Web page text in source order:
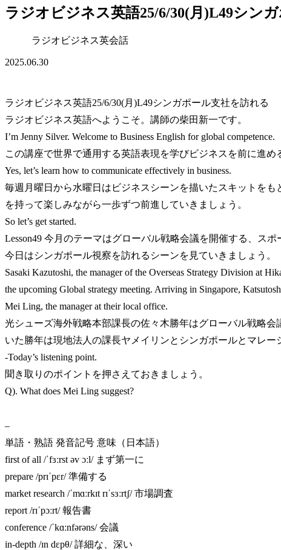
ラジオビジネス英語25/6/30(月)L49シン
ラジオビジネス英会話
2025.06.30
ラジオビジネス英語25/6/30(月)L49シンガポール支社を訪れる
ラジオビジネス英語へようこそ。講師の柴田新一です。
I’m Jenny Silver. Welcome to Business English for global competence.
この講座で世界で通用する英語表現を学びビジネスを前に進め
Yes, let’s learn how to communicate effectively in business.
毎週月曜日から水曜日はビジネスシーンを描いたスキットを
を持って楽しみながら一歩ずつ前進していきましょう。
So let’s get started.
Lesson49 今月のテーマはグローバル戦略会議を開催する、スポ
今日はシンガポール視察を訪れるシーンを見ていきましょう。
Sasaki Kazutoshi, the manager of the Overseas Strategy Division at
the upcoming Global strategy meeting. Arriving in Singapore,
Mei Ling, the manager at their local office.
光シューズ海外戦略本部課長の佐々木勝年はグローバル戦略
いた勝年は現地法人の課長ヤメイリンとシンガポールとマレー
-Today’s listening point.
聞き取りのポイントを押さえておきましょう。
Q). What does Mei Ling suggest?
–
単語・熟語 発音記号 意味（日本語）
first of all /ˈfɜːrst əv ɔːl/ まず第一に
prepare /prɪˈpɛr/ 準備する
market research /ˈmɑːrkɪt rɪˈsɜːrtʃ/ 市場調査
report /rɪˈpɔːrt/ 報告書
conference /ˈkɑːnfərəns/ 会議
in-depth /ɪn dɛpθ/ 詳細な、深い